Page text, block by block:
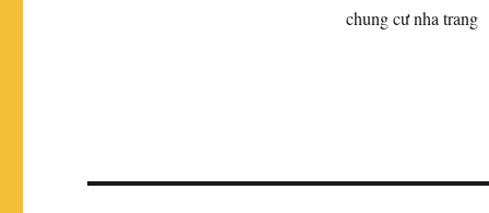
chung cư nha trang